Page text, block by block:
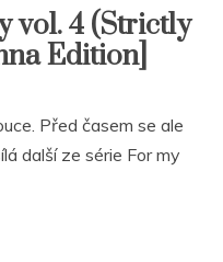
vol. 4 (Strictly
Edition]
Před časem se ale
další ze série For my